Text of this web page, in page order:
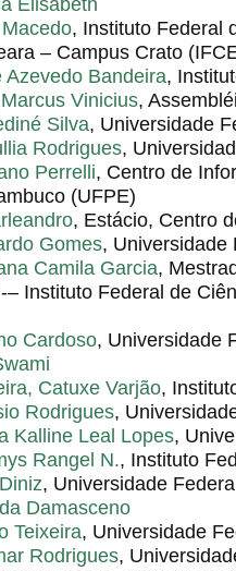
, Instituto Federal
– Campus Crato
Bandeira,
Vinicius,
Silva, Universidade
Rodrigues,
Perrelli, Centro de
(UFPE)
, Estácio, Centro
Gomes, Universidade
Camila Garcia,
– Instituto Federal de
Cardoso, Universidade
Catuxe Varjão,
Rodrigues,
Kalline Leal Lopes,
Rangel N., Instituto
, Universidade
Damasceno
Teixeira, Universidade
Rodrigues,